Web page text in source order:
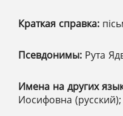
Краткая справка:
Псевдонимы: Рута
Имена на других
Иосифовна (русский);